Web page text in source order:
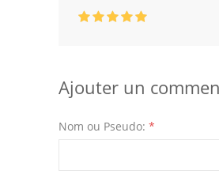
Ajouter un
Nom ou Pseudo: *